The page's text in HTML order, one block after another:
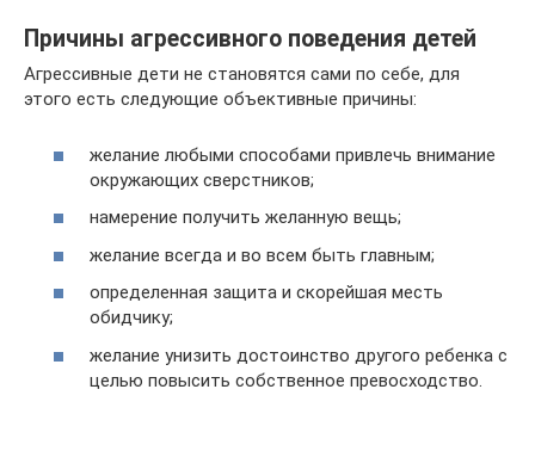
Причины агрессивного поведения детей
Агрессивные дети не становятся сами по себе, для
этого есть следующие объективные причины:
желание любыми способами привлечь внимание
окружающих сверстников;
намерение получить желанную вещь;
желание всегда и во всем быть главным;
определенная защита и скорейшая месть
обидчику;
желание унизить достоинство другого ребенка с
целью повысить собственное превосходство.